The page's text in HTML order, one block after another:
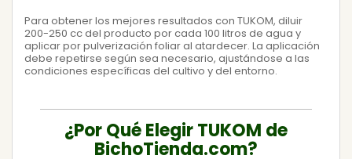
Para obtener los mejores resultados con TUKOM, diluir
200-250 cc del producto por cada 100 litros de agua y
aplicar por pulverización foliar al atardecer. La aplicación
debe repetirse según sea necesario, ajustándose a las
condiciones específicas del cultivo y del entorno.
¿Por Qué Elegir TUKOM de
BichoTienda.com?